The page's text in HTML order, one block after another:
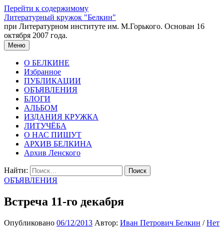
Перейти к содержимому
Литературный кружок "Белкин"
при Литературном институте им. М.Горького. Основан 16
октября 2007 года.
Меню
О БЕЛКИНЕ
Избранное
ПУБЛИКАЦИИ
ОБЪЯВЛЕНИЯ
БЛОГИ
АЛЬБОМ
ИЗДАНИЯ КРУЖКА
ЛИТУЧЁБА
О НАС ПИШУТ
АРХИВ БЕЛКИНА
Архив Ленского
Найти:
ОБЪЯВЛЕНИЯ
Встреча 11-го декабря
Опубликовано 06/12/2013 Автор: Иван Петрович Белкин /Нет